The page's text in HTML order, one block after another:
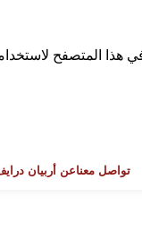
هذا المتصفح
تواصل معناعن أربيان